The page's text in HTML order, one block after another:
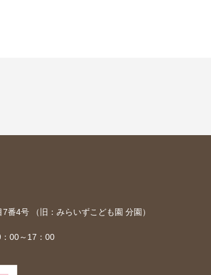
番4号 （旧：みらいずこども園 分園）
00～17：00